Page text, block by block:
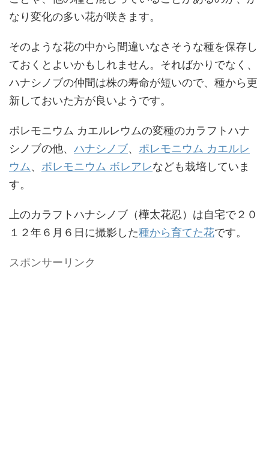
なり変化の多い花が咲きます。
そのような花の中から間違いなさそうな種を保存し
ておくとよいかもしれません。そればかりでなく、
ハナシノブの仲間は株の寿命が短いので、種から更
新しておいた方が良いようです。
ポレモニウム カエルレウムの変種のカラフトハナ
シノブの他、 ハナシノブ、 ポレモニウム カエルレ
ウム、 ポレモニウム ボレアレなども栽培していま
す。
上のカラフトハナシノブ（樺太花忍）は自宅で２０
１２年６月６日に撮影した種から育てた花です。
スポンサーリンク